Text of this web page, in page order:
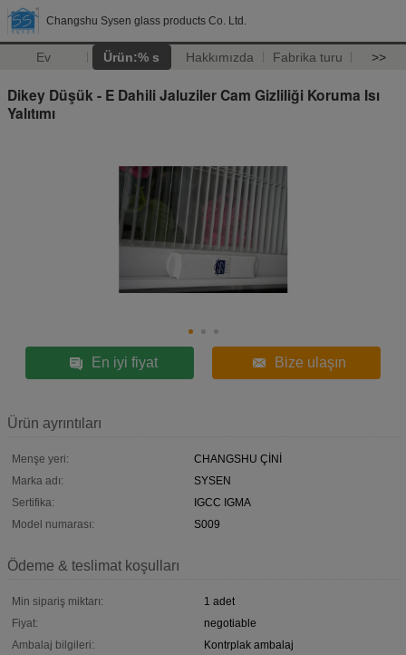
Changshu Sysen glass products Co. Ltd.
Ev Ürün:% s Hakkımızda Fabrika turu >>
Dikey Düşük - E Dahili Jaluziler Cam Gizliliği Koruma Isı
Yalıtımı
En iyi fiyat Bize ulaşın
Ürün ayrıntıları
Menşe yeri:
CHANGSHU ÇİNİ
Marka adı:
SYSEN
Sertifika:
IGCC IGMA
Model numarası:
S009
Ödeme & teslimat koşulları
Min sipariş miktarı:
1 adet
Fiyat:
negotiable
Ambalaj bilgileri:
Kontrplak ambalaj